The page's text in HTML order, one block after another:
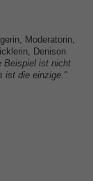
Moderatorin,
Denison
Beispiel ist nicht
ist die einzige."